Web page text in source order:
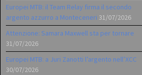
Europei MTB: il Team Relay firma il secondo
argento azzurro a Monteceneri 31/07/2026
Attenzione: Samara Maxwell sta per tornare
31/07/2026
Europei MTB: a Juri Zanotti l’argento nell’XCC
30/07/2026